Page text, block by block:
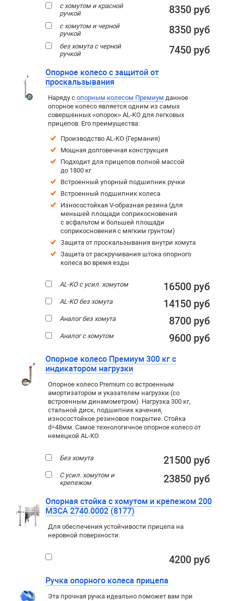
с хомутом и красной
ручкой
8350 руб
с хомутом и черной
ручкой
8350 руб
без хомута с черной
ручкой
7450 руб
Опорное колесо с защитой от
проскальзывания
Наряду с опорным колесом Премиум данное
опорное колесо является одним из самых
совершенных «опорок» AL-KO для легковых
прицепов. Его преимущества:
Производство AL-KO (Германия)
Мощная долговечная конструкция
Подходит для прицепов полной массой
до 1800 кг
Встроенный упорный подшипник ручки
Встроенный подшипник колеса
Износостойкая V-образная резина (для
меньшей площади соприкосновения
с асфальтом и большей площади
соприкосновения с мягким грунтом)
Защита от проскальзывания внутри хомута
Защита от раскручивания штока опорного
колеса во время езды
AL-KO с усил. хомутом 16500 руб
AL-KO без хомута 14150 руб
Аналог без хомута 8700 руб
Аналог с хомутом 9600 руб
Опорное колесо Премиум 300 кг с
индикатором нагрузки
Опорное колесо Premium со встроенным
амортизатором и указателем нагрузки (со
встроенным динамометром). Нагрузка 300 кг,
стальной диск, подшипник качения,
износостойкое резиновое покрытие. Стойка
d=48мм. Самое технологичное опорное колесо от
немецкой AL-KO.
Без хомута 21500 руб
С усил. хомутом и
крепежом
23850 руб
Опорная стойка с хомутом и крепежом 200
МЗСА 2740.0002 (8177)
Для обеспечения устойчивости прицепа на
неровной поверхности.
4200 руб
Ручка опорного колеса прицепа
Эта прочная ручка идеально поможет вам при